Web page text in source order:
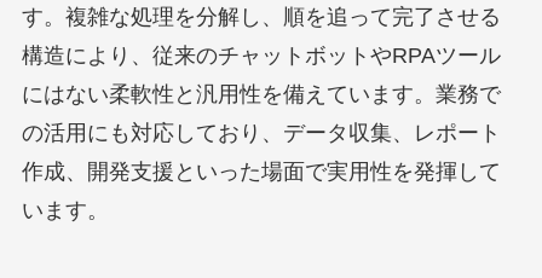
す。複雑な処理を分解し、順を追って完了させる
構造により、従来のチャットボットやRPAツール
にはない柔軟性と汎用性を備えています。業務で
の活用にも対応しており、データ収集、レポート
作成、開発支援といった場面で実用性を発揮して
います。